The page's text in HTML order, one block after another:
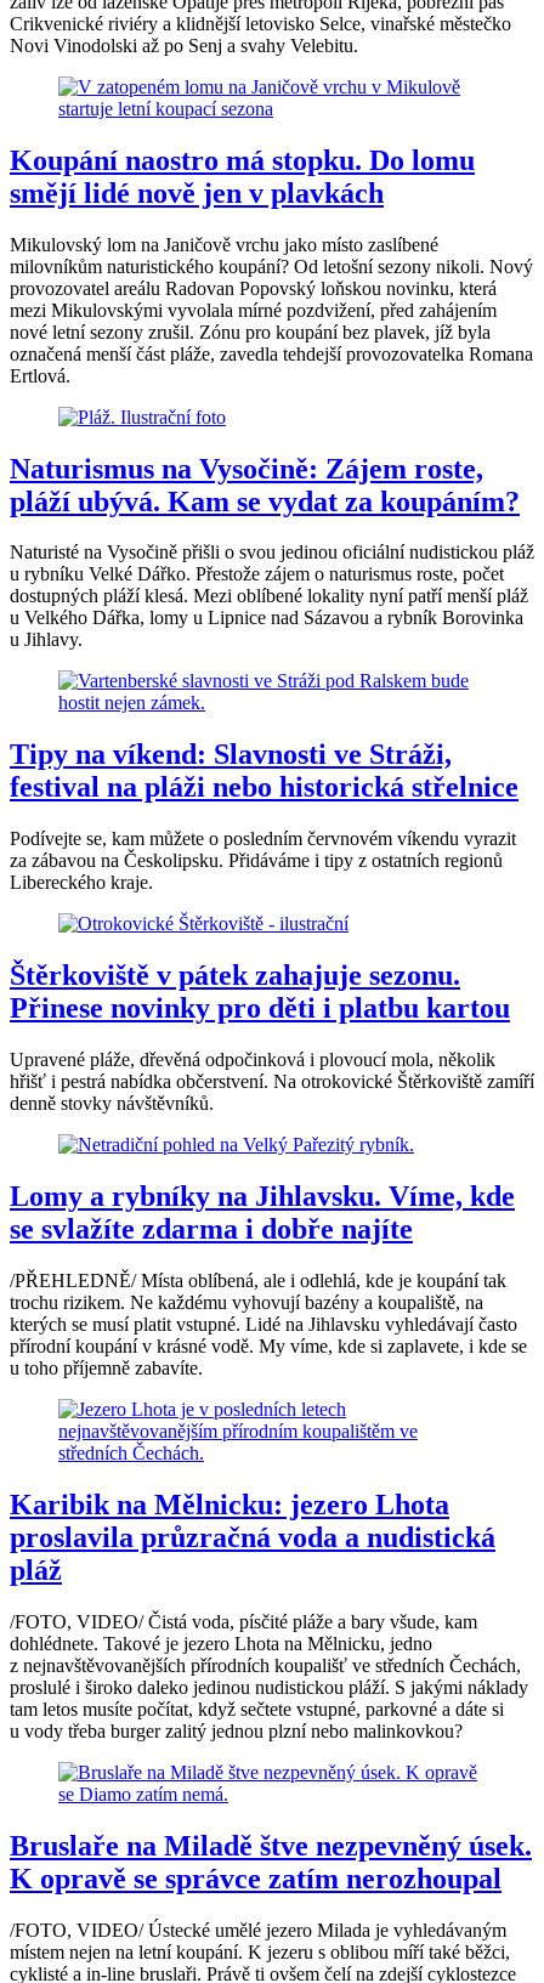
Crikvenické riviéry a klidnější letovisko Selce, vinařské městečko
Novi Vinodolski až po Senj a svahy Velebitu.
Koupání naostro má stopku. Do lomu
smějí lidé nově jen v plavkách
Mikulovský lom na Janičově vrchu jako místo zaslíbené
milovníkům naturistického koupání? Od letošní sezony nikoli. Nový
provozovatel areálu Radovan Popovský loňskou novinku, která
mezi Mikulovskými vyvolala mírné pozdvižení, před zahájením
nové letní sezony zrušil. Zónu pro koupání bez plavek, jíž byla
označená menší část pláže, zavedla tehdejší provozovatelka Romana
Ertlová.
Naturismus na Vysočině: Zájem roste,
pláží ubývá. Kam se vydat za koupáním?
Naturisté na Vysočině přišli o svou jedinou oficiální nudistickou pláž
u rybníku Velké Dářko. Přestože zájem o naturismus roste, počet
dostupných pláží klesá. Mezi oblíbené lokality nyní patří menší pláž
u Velkého Dářka, lomy u Lipnice nad Sázavou a rybník Borovinka
u Jihlavy.
Tipy na víkend: Slavnosti ve Stráži,
festival na pláži nebo historická střelnice
Podívejte se, kam můžete o posledním červnovém víkendu vyrazit
za zábavou na Českolipsku. Přidáváme i tipy z ostatních regionů
Libereckého kraje.
Štěrkoviště v pátek zahajuje sezonu.
Přinese novinky pro děti i platbu kartou
Upravené pláže, dřevěná odpočinková i plovoucí mola, několik
hřišť i pestrá nabídka občerstvení. Na otrokovické Štěrkoviště zamíří
denně stovky návštěvníků.
Lomy a rybníky na Jihlavsku. Víme, kde
se svlažíte zdarma i dobře najíte
/PŘEHLEDNĚ/ Místa oblíbená, ale i odlehlá, kde je koupání tak
trochu rizikem. Ne každému vyhovují bazény a koupaliště, na
kterých se musí platit vstupné. Lidé na Jihlavsku vyhledávají často
přírodní koupání v krásné vodě. My víme, kde si zaplavete, i kde se
u toho příjemně zabavíte.
Karibik na Mělnicku: jezero Lhota
proslavila průzračná voda a nudistická
pláž
/FOTO, VIDEO/ Čistá voda, písčité pláže a bary všude, kam
dohlédnete. Takové je jezero Lhota na Mělnicku, jedno
z nejnavštěvovanějších přírodních koupališť ve středních Čechách,
proslulé i široko daleko jedinou nudistickou pláží. S jakými náklady
tam letos musíte počítat, když sečtete vstupné, parkovné a dáte si
u vody třeba burger zalitý jednou plzní nebo malinkovkou?
Bruslaře na Miladě štve nezpevněný úsek.
K opravě se správce zatím nerozhoupal
/FOTO, VIDEO/ Ústecké umělé jezero Milada je vyhledávaným
místem nejen na letní koupání. K jezeru s oblibou míří také běžci,
cyklisté a in-line bruslaři. Právě ti ovšem čelí na zdejší cyklostezce